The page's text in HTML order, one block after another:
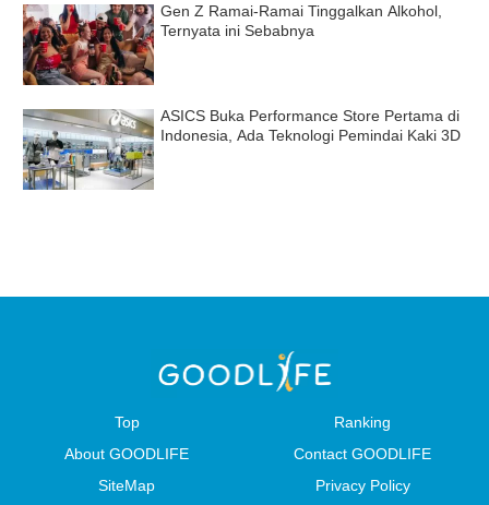
Gen Z Ramai-Ramai Tinggalkan Alkohol,
Ternyata ini Sebabnya
ASICS Buka Performance Store Pertama di
Indonesia, Ada Teknologi Pemindai Kaki 3D
Top
Ranking
About GOODLIFE
Contact GOODLIFE
SiteMap
Privacy Policy